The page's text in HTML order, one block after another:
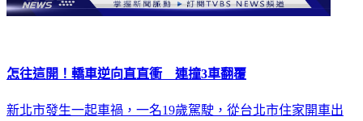
怎往這開！轎車逆向直直衝 連撞3車翻覆
新北市發生一起車禍，一名19歲駕駛，從台北市住家開車出